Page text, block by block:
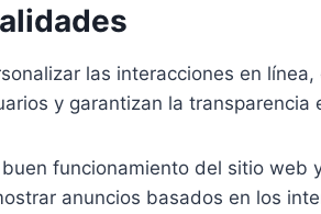
las interacciones en
y garantizan la transparencia
funcionamiento del sitio web
anuncios basados en los